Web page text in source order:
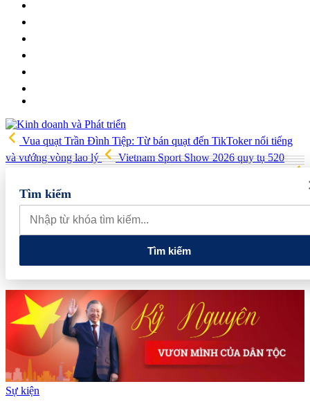
Vua quạt Trần Đình Tiệp: Từ bán quạt đến TikToker nổi tiếng
và vướng vòng lao lý
Vietnam Sport Show 2026 quy tụ 520
Thiết kế kiến trúc biểu tượng của Newtown Diamond được vinh
danh tại Dot Property Awards 2026
Huấn Hoa Hồng không chỉ
nổi trên mạng xã hội, còn là chủ tịch và góp vốn ở nhiều doanh
nghiệp
Nhận định chứng khoán tuần 3-7/8: VN-Index hướng
mốc 1.800 điểm, dòng tiền chờ cú hích từ nâng hạng FTSE
Tìm kiếm
Tìm kiếm
Sự kiện